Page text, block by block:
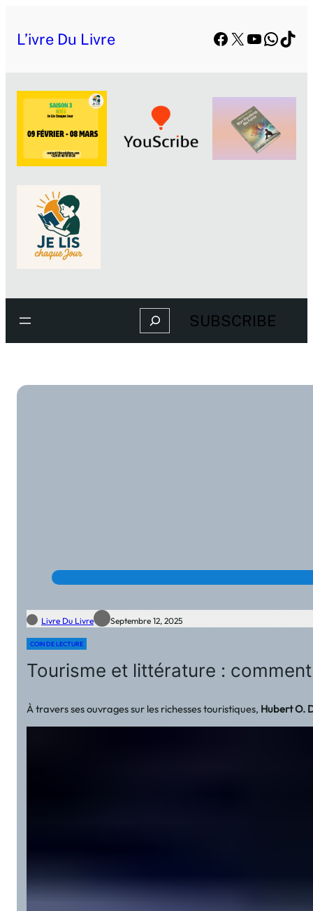
L’ivre Du Livre Facebook
X YouTube
Search SUBSCRIBE
Livre Du Livre Septembre 12, 2025
COIN DE LECTURE
Tourisme et littérature :
À travers ses ouvrages sur les richesses touristiques, Hubert O.